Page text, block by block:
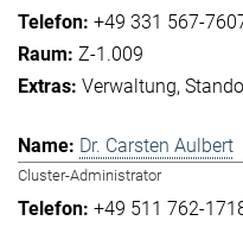
+49 331 567-
Z-1.009
Verwaltung
Dr. Carsten Aulbert
Cluster-Administrator
+49 511 762-